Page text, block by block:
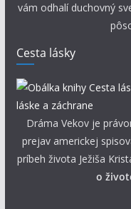
vám odhalí duchovný
Cesta lásky
Dráma Vekov je
prejav americkej
príbeh života Ježiša
o